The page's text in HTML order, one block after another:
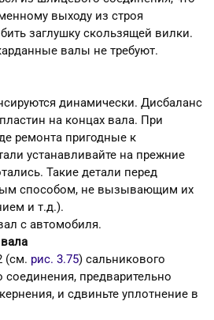
выходу из строя
заглушку скользящей вилки.
валы не требуют.
динамически. Дисбаланс
на концах вала. При
ремонта пригодные к
устанавливайте на прежние
Такие детали перед
способом, не вызывающим их
и т.д.).
с автомобиля.
(см. рис. 3.75) сальникового
предварительно
и сдвиньте уплотнение в